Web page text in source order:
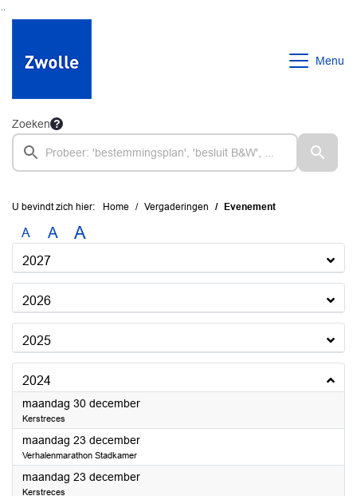
Ga naar de inhoud van deze pagina
Ga naar het zoeken
Ga naar het menu
Menu
Zoeken
U bevindt zich hier: Home Vergaderingen Evenement
A A A
2027
2026
2025
2024
maandag 30 december2024
Kerstreces
maandag 23 december2024
Verhalenmarathon Stadkamer
maandag 23 december2024
Kerstreces